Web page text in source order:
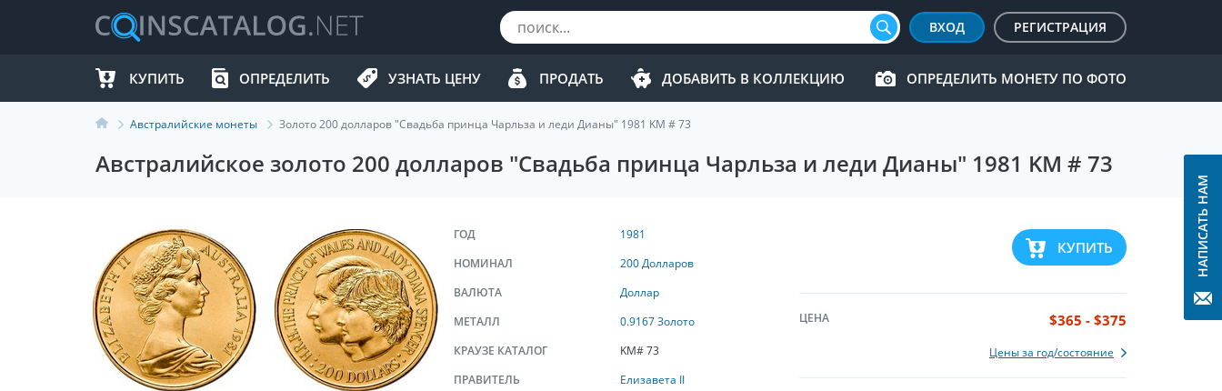
ВХОД РЕГИСТРАЦИЯ
КУПИТЬ ОПРЕДЕЛИТЬ УЗНАТЬ ЦЕНУ ПРОДАТЬ ДОБАВИТЬ В КОЛЛЕКЦИЮ ОПРЕДЕЛИТЬ МОНЕТУ ПО ФОТО
Австралийские монеты Золото 200 долларов "Свадьба принца Чарльза и леди Дианы" 1981 KM # 73
Австралийское золото 200 долларов "Свадьба принца Чарльза и леди Дианы" 1981 KM # 73
КУПИТЬ
ЦЕНА $365 - $375
Цены за год/состояние
ГОД
1981
НОМИНАЛ
200 Долларов
ВАЛЮТА
Доллар
МЕТАЛЛ
0.9167 Золото
КРАУЗЕ КАТАЛОГ
KM# 73
ПРАВИТЕЛЬ
Елизавета II
НАПИСАТЬ НАМ